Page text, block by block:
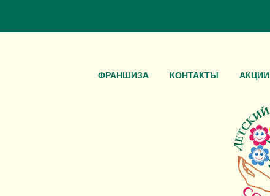
ФРАНШИЗА КОНТАКТЫ АКЦИИ